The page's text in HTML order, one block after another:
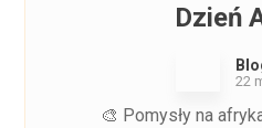
Dzień
22
🎨 Pomysły na